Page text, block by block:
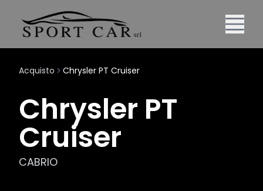
Acquisto Chrysler PT Cruiser
Chrysler PT
Cruiser
CABRIO